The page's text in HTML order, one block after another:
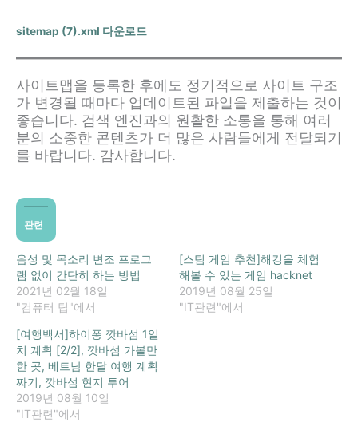
sitemap (7).xml 다운로드
사이트맵을 등록한 후에도 정기적으로 사이트 구조
가 변경될 때마다 업데이트된 파일을 제출하는 것이
좋습니다. 검색 엔진과의 원활한 소통을 통해 여러
분의 소중한 콘텐츠가 더 많은 사람들에게 전달되기
를 바랍니다. 감사합니다.
관련
음성 및 목소리 변조 프로그
램 없이 간단히 하는 방법
2021년 02월 18일
"컴퓨터 팁"에서
[스팀 게임 추천]해킹을 체험
해볼 수 있는 게임 hacknet
2019년 08월 25일
"IT관련"에서
[여행백서]하이퐁 깟바섬 1일
치 계획 [2/2], 깟바섬 가볼만
한 곳, 베트남 한달 여행 계획
짜기, 깟바섬 현지 투어
2019년 08월 10일
"IT관련"에서